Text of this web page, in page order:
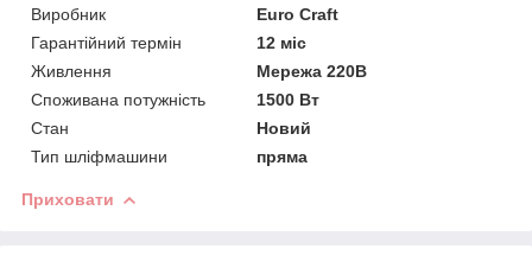
Виробник
Euro Craft
Гарантійний термін
12 міс
Живлення
Мережа 220В
Споживана потужність
1500 Вт
Стан
Новий
Тип шліфмашини
пряма
Приховати